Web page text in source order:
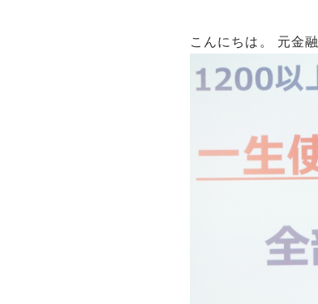
こんにちは。 元金